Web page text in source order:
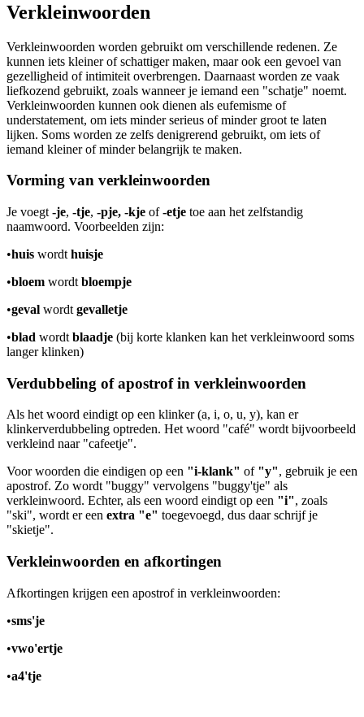
Verkleinwoorden
Verkleinwoorden worden gebruikt om verschillende redenen. Ze
kunnen iets kleiner of schattiger maken, maar ook een gevoel van
gezelligheid of intimiteit overbrengen. Daarnaast worden ze vaak
liefkozend gebruikt, zoals wanneer je iemand een "schatje" noemt.
Verkleinwoorden kunnen ook dienen als eufemisme of
understatement, om iets minder serieus of minder groot te laten
lijken. Soms worden ze zelfs denigrerend gebruikt, om iets of
iemand kleiner of minder belangrijk te maken.
Vorming van verkleinwoorden
Je voegt -je, -tje, -pje, -kje of-etje toe aan het zelfstandig
naamwoord. Voorbeelden zijn:
•huis wordt huisje
•bloem wordt bloempje
•geval wordt gevalletje
•blad wordt blaadje (bij korte klanken kan het verkleinwoord soms
langer klinken)
Verdubbeling of apostrof in verkleinwoorden
Als het woord eindigt op een klinker (a, i, o, u, y), kan er
klinkerverdubbeling optreden. Het woord "café" wordt bijvoorbeeld
verkleind naar "cafeetje".
Voor woorden die eindigen op een "i-klank" of "y", gebruik je een
apostrof. Zo wordt "buggy" vervolgens "buggy'tje" als
verkleinwoord. Echter, als een woord eindigt op een "i", zoals
"ski", wordt er een extra "e" toegevoegd, dus daar schrijf je
"skietje".
Verkleinwoorden en afkortingen
Afkortingen krijgen een apostrof in verkleinwoorden:
•sms'je
•vwo'ertje
•a4'tje